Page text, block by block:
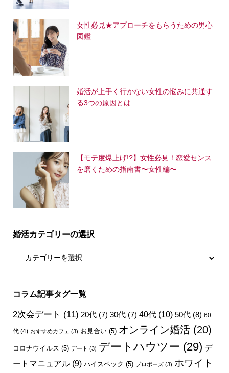
女性必見★アプローチをもらうための男心
図鑑
婚活が上手く行かない女性の悩みに共通す
る3つの原因とは
【モテ度爆上げ!?】女性必見！恋愛センス
を磨くための指南書〜女性編〜
婚活カテゴリーの選択
コラム記事タグ一覧
2次会デート (11) 20代(7) 30代(7) 40代(10) 50代(8) 60
代(4) おすすめカフェ (3) お見合い(5) オンライン婚活(20)
コロナウイルス (5) デート (3) デートハウツー (29) デ
ートマニュアル(9) ハイスペック (5) プロポーズ(3) ホワイト